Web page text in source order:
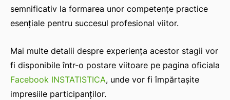
semnificativ la formarea unor competențe practice
esențiale pentru succesul profesional viitor.
Mai multe detalii despre experiența acestor stagii vor
fi disponibile într-o postare viitoare pe pagina oficiala
Facebook INSTATISTICA, unde vor fi împărtașite
impresiile participanților.